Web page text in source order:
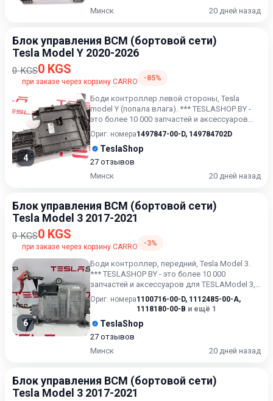
Минск
20 дней назад
Блок управления BCM (бортовой сети)
Tesla Model Y 2020-2026
0 KGS0 KGS
при заказе через корзину CARRO -85%
4
Боди контроллер левой стороны, Tesla
model Y (попала влага). *** TESLASHOP BY -
это более 10 000 запчастей и аксессуаров
для TESLAModel 3, M...
Ориг. номера1497847-00-D, 149784702D
TeslaShop
27 отзывов
Минск
20 дней назад
Блок управления BCM (бортовой сети)
Tesla Model 3 2017-2021
0 KGS0 KGS
при заказе через корзину CARRO -3%
6
Боди контроллер, передний, Tesla Model 3.
*** TESLASHOP BY - это более 10 000
запчастей и аксессуаров для TESLAModel 3,
Model X, Model S, Mo...
Ориг. номера1100716-00-D, 1112485-00-A,
1118180-00-B и ещё 1
TeslaShop
27 отзывов
Минск
20 дней назад
Блок управления BCM (бортовой сети)
Tesla Model 3 2017-2021